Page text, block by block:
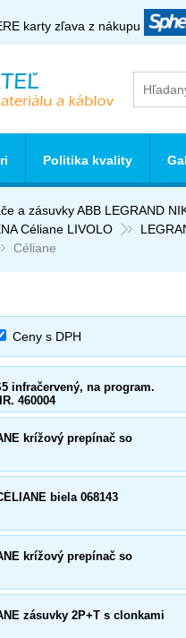
karty zľava z nákupu
a zásuvky ABB LEGRAND
Céliane LIVOLO
Céliane
Ceny s DPH
infračervený, na program.
460004
krížový prepínač so
biela 068143
krížový prepínač so
zásuvky 2P+T s clonkami
Politika kvality